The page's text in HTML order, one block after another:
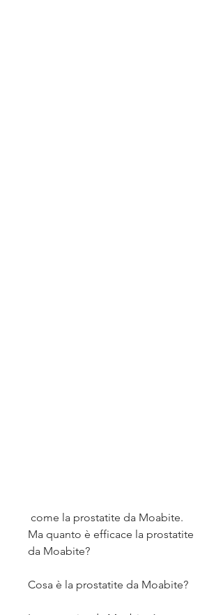
Ma quanto è efficace la prostatite
da Moabite?
Cosa è la prostatite da Moabite?